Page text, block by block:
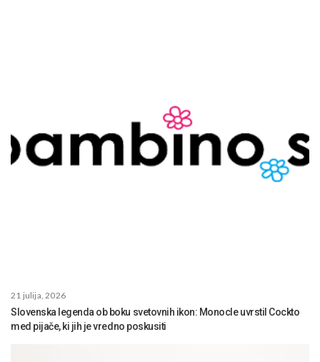
21 julija, 2026
Slovenska legenda ob boku svetovnih ikon: Monocle uvrstil Cockto
med pijače, ki jih je vredno poskusiti